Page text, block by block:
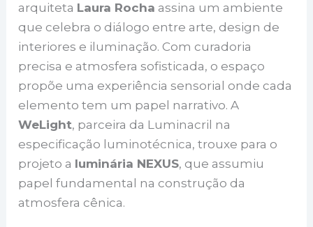
arquiteta Laura Rocha assina um ambiente
que celebra o diálogo entre arte, design de
interiores e iluminação. Com curadoria
precisa e atmosfera sofisticada, o espaço
propõe uma experiência sensorial onde cada
elemento tem um papel narrativo. A
WeLight, parceira da Luminacril na
especificação luminotécnica, trouxe para o
projeto a luminária NEXUS, que assumiu
papel fundamental na construção da
atmosfera cênica.